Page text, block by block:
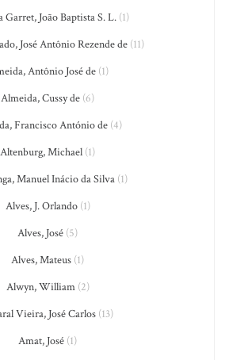
Garret, João Baptista S. L.(1)
José Antônio Rezende de (11)
Antônio José de (1)
Almeida, Cussy de (6)
Francisco António de (4)
Altenburg, Michael (1)
Manuel Inácio da Silva(1)
Alves, J. Orlando(1)
Alves, José (5)
Alves, Mateus (1)
Alwyn, William(2)
Vieira, José Carlos (13)
Amat, José (1)